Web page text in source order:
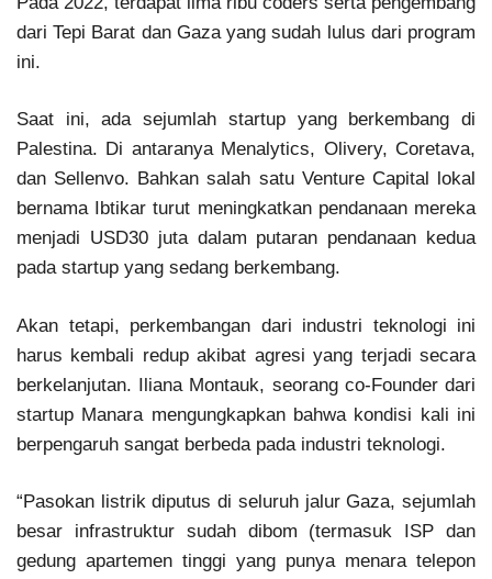
dari Tepi Barat dan Gaza yang sudah lulus dari program
ini.
Saat ini, ada sejumlah startup yang berkembang di
Palestina. Di antaranya Menalytics, Olivery, Coretava,
dan Sellenvo. Bahkan salah satu Venture Capital lokal
bernama Ibtikar turut meningkatkan pendanaan mereka
menjadi USD30 juta dalam putaran pendanaan kedua
pada startup yang sedang berkembang.
Akan tetapi, perkembangan dari industri teknologi ini
harus kembali redup akibat agresi yang terjadi secara
berkelanjutan. Iliana Montauk, seorang co-Founder dari
startup Manara mengungkapkan bahwa kondisi kali ini
berpengaruh sangat berbeda pada industri teknologi.
“Pasokan listrik diputus di seluruh jalur Gaza, sejumlah
besar infrastruktur sudah dibom (termasuk ISP dan
gedung apartemen tinggi yang punya menara telepon